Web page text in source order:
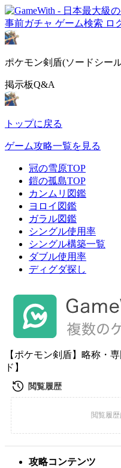
事前ガチャ ゲーム検索 ロ
ポケモン剣盾(ソードシー
掲示板Q&A
トップに戻る
ゲーム攻略一覧を見る
冠の雪原TOP
鎧の孤島TOP
カンムリ図鑑
ヨロイ図鑑
ガラル図鑑
シングル使用率
シングル構築一覧
ダブル使用率
ディグダ探し
【ポケモン剣盾】略称・
ド】
攻略コンテンツ